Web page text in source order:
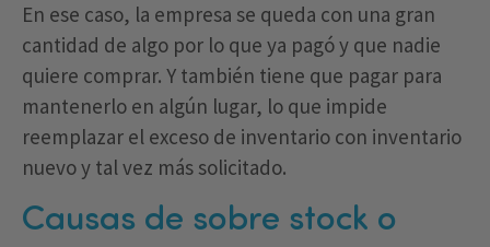
En ese caso, la empresa se queda con una gran
cantidad de algo por lo que ya pagó y que nadie
quiere comprar. Y también tiene que pagar para
mantenerlo en algún lugar, lo que impide
reemplazar el exceso de inventario con inventario
nuevo y tal vez más solicitado.
Causas de sobre stock o